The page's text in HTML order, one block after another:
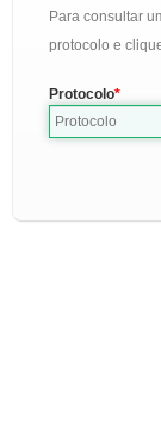
Para consultar
protocolo e
Protocolo